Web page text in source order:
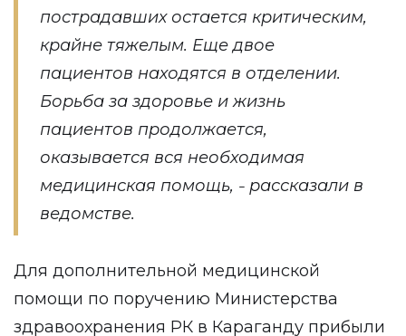
пострадавших остается критическим,
крайне тяжелым. Еще двое
пациентов находятся в отделении.
Борьба за здоровье и жизнь
пациентов продолжается,
оказывается вся необходимая
медицинская помощь, − рассказали в
ведомстве.
Для дополнительной медицинской
помощи по поручению Министерства
здравоохранения РК в Караганду прибыли